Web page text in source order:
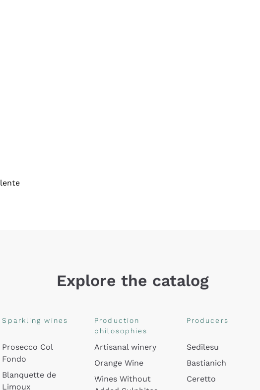
Explore the catalog
Sparkling wines
Prosecco Col
Fondo
Blanquette de
Limoux
Production
philosophies
Artisanal winery
Orange Wine
Wines Without
Producers
Sedilesu
Bastianich
Ceretto